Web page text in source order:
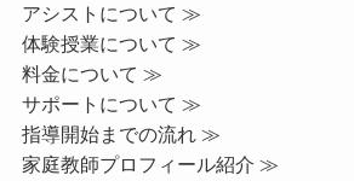
アシストについて ≫
体験授業について ≫
料金について ≫
サポートについて ≫
指導開始までの流れ ≫
家庭教師プロフィール紹介 ≫